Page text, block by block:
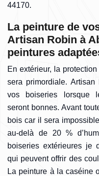
44170.
La peinture de
Artisan Robin à
peintures
En extérieur, la
sera primordiale.
vos boiseries lorsque
seront bonnes. Avant
bois car il sera
au-delà de 20 %
boiseries extérieures je
qui peuvent offrir des
La peinture à la caséine